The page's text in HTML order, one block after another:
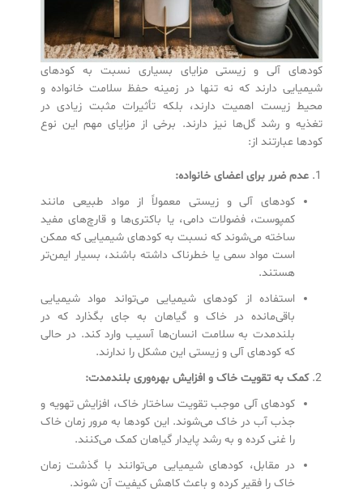
کودهای آلی و زیستی مزایای بسیاری نسبت به کودهای
شیمیایی دارند که نه تنها در زمینه حفظ سلامت خانواده و
محیط زیست اهمیت دارند، بلکه تأثیرات مثبت زیادی در
تغذیه و رشد گل‌ها نیز دارند. برخی از مزایای مهم این نوع
کودها عبارتند از:
عدم ضرر برای اعضای خانواده:
کودهای آلی و زیستی معمولاً از مواد طبیعی مانند
کمپوست، فضولات دامی، یا باکتری‌ها و قارچ‌های مفید
ساخته می‌شوند که نسبت به کودهای شیمیایی که ممکن
است مواد سمی یا خطرناک داشته باشند، بسیار ایمن‌تر
هستند.
استفاده از کودهای شیمیایی می‌تواند مواد شیمیایی
باقی‌مانده در خاک و گیاهان به جای بگذارد که در
بلندمدت به سلامت انسان‌ها آسیب وارد کند. در حالی
که کودهای آلی و زیستی این مشکل را ندارند.
کمک به تقویت خاک و افزایش بهره‌وری بلندمدت:
کودهای آلی موجب تقویت ساختار خاک، افزایش تهویه و
جذب آب در خاک می‌شوند. این کودها به مرور زمان خاک
را غنی کرده و به رشد پایدار گیاهان کمک می‌کنند.
در مقابل، کودهای شیمیایی می‌توانند با گذشت زمان
خاک را فقیر کرده و باعث کاهش کیفیت آن شوند.